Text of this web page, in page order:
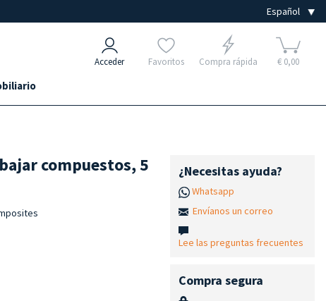
Acceder Favoritos Compra rápida € 0,00
compuestos, 5
¿Necesitas ayuda?
Whatsapp
Envíanos un correo
Lee las preguntas frecuentes
Compra segura